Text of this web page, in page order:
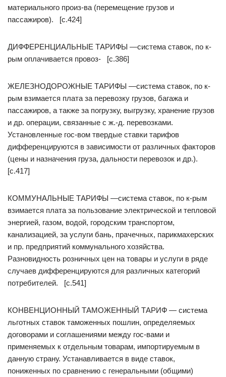
материального произ-ва (перемещение грузов и
пассажиров). [c.424]
ДИФФЕРЕНЦИАЛЬНЫЕ ТАРИФЫ —система ставок, по к-
рым оплачивается провоз- [c.386]
ЖЕЛЕЗНОДОРОЖНЫЕ ТАРИФЫ —система ставок, по к-
рым взимается плата за перевозку грузов, багажа и
пассажиров, а также за погрузку, выгрузку, хранение грузов
и др. операции, связанные с ж.-д. перевозками.
Установленные гос-вом твердые ставки тарифов
дифференцируются в зависимости от различных факторов
(цены и назначения груза, дальности перевозок и др.).
[c.417]
КОММУНАЛЬНЫЕ ТАРИФЫ —система ставок, по к-рым
взимается плата за пользование электрической и тепловой
энергией, газом, водой, городским транспортом,
канализацией, за услуги бань, прачечных, парикмахерских
и пр. предприятий коммунального хозяйства.
Разновидность розничных цен на товары и услуги в ряде
случаев дифференцируются для различных категорий
потребителей. [c.541]
КОНВЕНЦИОННЫЙ ТАМОЖЕННЫЙ ТАРИФ — система
льготных ставок таможенных пошлин, определяемых
договорами и соглашениями между гос-вами и
применяемых к отдельным товарам, импортируемым в
данную страну. Устанавливается в виде ставок,
пониженных по сравнению с генеральными (общими)